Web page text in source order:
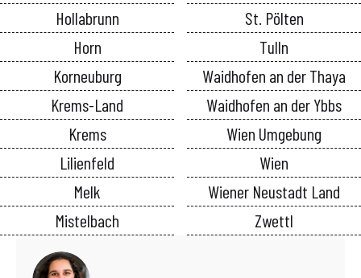
Hollabrunn
Horn
Korneuburg
Krems-Land
Krems
Lilienfeld
Melk
Mistelbach
St. Pölten
Tulln
Waidhofen an der Thaya
Waidhofen an der Ybbs
Wien Umgebung
Wien
Wiener Neustadt Land
Zwettl